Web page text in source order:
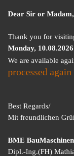
Dear Sir or Madam,
Thank you for
Monday, 10.08.2026
We are available
processed
Best Regards/
Mit freundlichen
BME
Dipl.-Ing.(FH)